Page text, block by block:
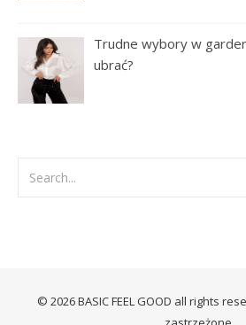
Trudne wybory w
ubrać?
© 2026 BASIC FEEL GOOD all rights